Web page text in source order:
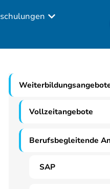
Vollzeitangebote
Berufsbegleitende
SAP